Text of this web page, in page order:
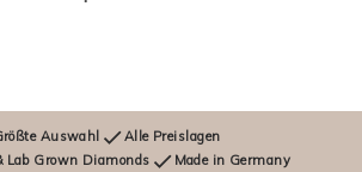
Auswahl
Alle Preislagen
Lab Grown Diamonds
Made in Germany